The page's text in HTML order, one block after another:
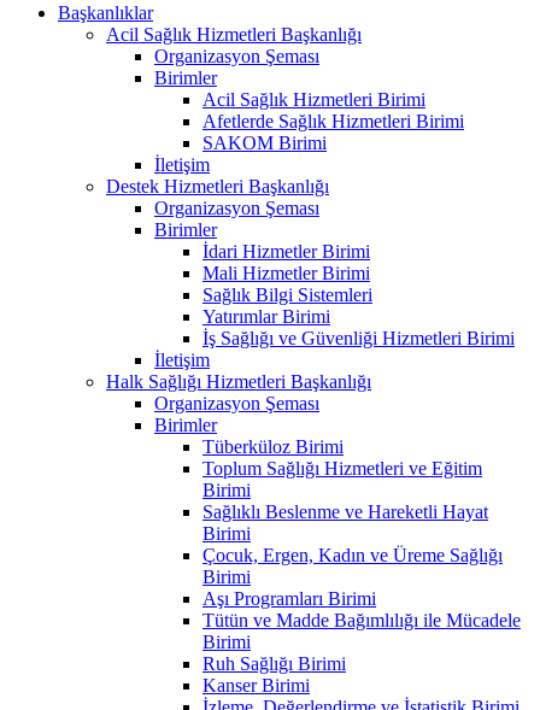
Başkanlıklar
Acil Sağlık Hizmetleri Başkanlığı
Organizasyon Şeması
Birimler
Acil Sağlık Hizmetleri Birimi
Afetlerde Sağlık Hizmetleri Birimi
SAKOM Birimi
İletişim
Destek Hizmetleri Başkanlığı
Organizasyon Şeması
Birimler
İdari Hizmetler Birimi
Mali Hizmetler Birimi
Sağlık Bilgi Sistemleri
Yatırımlar Birimi
İş Sağlığı ve Güvenliği Hizmetleri Birimi
İletişim
Halk Sağlığı Hizmetleri Başkanlığı
Organizasyon Şeması
Birimler
Tüberküloz Birimi
Toplum Sağlığı Hizmetleri ve Eğitim
Birimi
Sağlıklı Beslenme ve Hareketli Hayat
Birimi
Çocuk, Ergen, Kadın ve Üreme Sağlığı
Birimi
Aşı Programları Birimi
Tütün ve Madde Bağımlılığı ile Mücadele
Birimi
Ruh Sağlığı Birimi
Kanser Birimi